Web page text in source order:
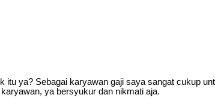
ya? Sebagai karyawan gaji saya sangat cukup
ya bersyukur dan nikmati aja.